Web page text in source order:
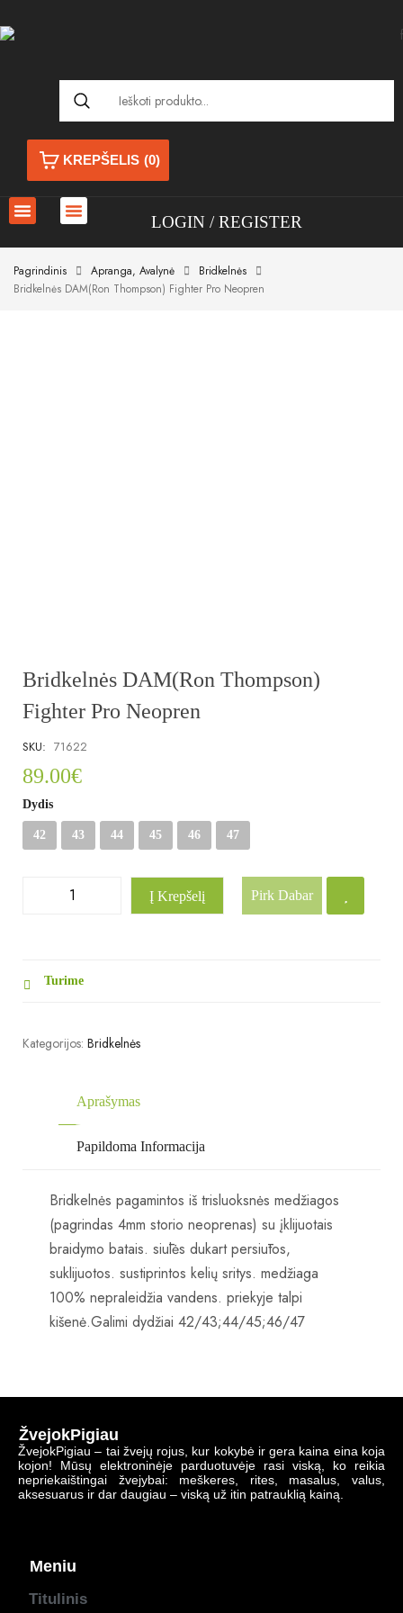
KREPŠELIS (0)
LOGIN REGISTER
Pagrindinis Apranga, Avalynė
Bridkelnės
Bridkelnės DAM(Ron Thompson) Fighter Pro Neopren
Bridkelnės DAM(Ron Thompson)
Fighter Pro Neopren
SKU: 71622
89.00€
Dydis
42 43 44 45 46 47
Į Krepšelį Pirk Dabar
Turime
Kategorijos: Bridkelnės
Aprašymas
Papildoma Informacija
Bridkelnės pagamintos iš trisluoksnės medžiagos
(pagrindas 4mm storio neoprenas) su įklijuotais
braidymo batais. siūlės dukart persiūtos,
suklijuotos. sustiprintos kelių sritys. medžiaga
100% nepraleidžia vandens. priekyje talpi
kišenė.Galimi dydžiai 42/43;44/45;46/47
ŽvejokPigiau
ŽvejokPigiau – tai žvejų rojus, kur kokybė ir gera kaina eina koja
kojon! Mūsų elektroninėje parduotuvėje rasi viską, ko reikia
nepriekaištingai žvejybai: meškeres, rites, masalus, valus,
aksesuarus ir dar daugiau – viską už itin patrauklią kainą.
Meniu
Titulinis